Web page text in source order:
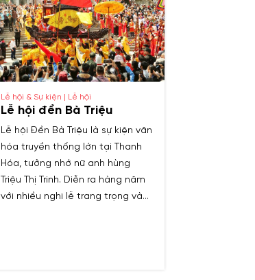
Lễ hội & Sự kiện | Lễ hội
Lễ hội đền Bà Triệu
Lễ hội Đền Bà Triệu là sự kiện văn
hóa truyền thống lớn tại Thanh
Hóa, tưởng nhớ nữ anh hùng
Triệu Thị Trinh. Diễn ra hàng năm
với nhiều nghi lễ trang trọng và